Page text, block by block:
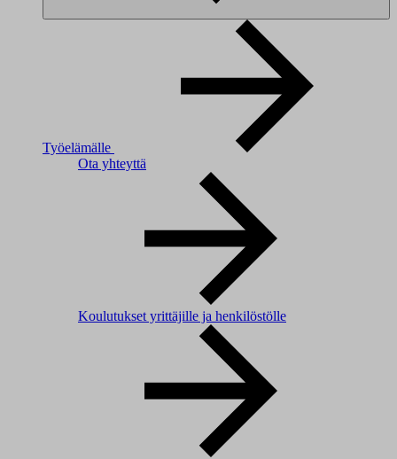
Työelämälle
Ota yhteyttä
Koulutukset yrittäjille ja henkilöstölle